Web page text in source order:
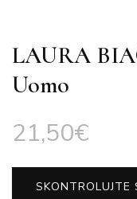
LAURA
Uomo
21,50€
SKONTROLUJTE